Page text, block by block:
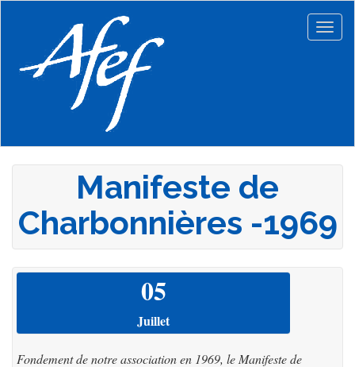
principal
Manifeste de
Charbonnières -1969
05
Juillet
Fondement de notre association en 1969, le Manifeste de